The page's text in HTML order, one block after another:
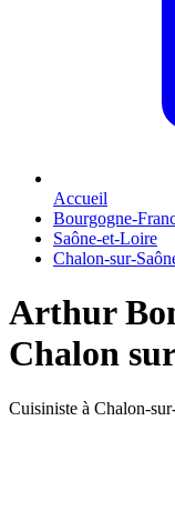
Accueil
Bourgogne-
Saône-et-Loire
Chalon-sur-
Arthur
Chalon
Cuisiniste à Chalon-